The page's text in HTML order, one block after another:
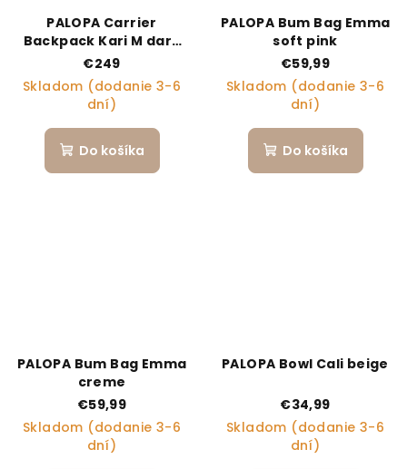
PALOPA Carrier
Backpack Kari M dark
olive
€249
Skladom (dodanie 3-6
dní)
Do košíka
PALOPA Bum Bag Emma
soft pink
€59,99
Skladom (dodanie 3-6
dní)
Do košíka
PALOPA Bum Bag Emma
creme
€59,99
Skladom (dodanie 3-6
dní)
PALOPA Bowl Cali beige
€34,99
Skladom (dodanie 3-6
dní)